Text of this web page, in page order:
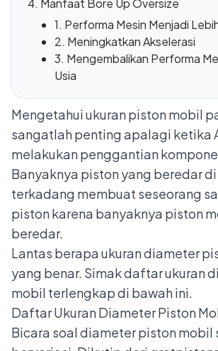
Manfaat Bore Up Oversize
1. Performa Mesin Menjadi
2. Meningkatkan Akselerasi
3. Mengembalikan Performa
Usia
Mengetahui ukuran piston mobil
sangatlah penting apalagi ketika
melakukan penggantian
Banyaknya piston yang beredar
terkadang membuat seseorang
piston karena banyaknya piston
beredar.
Lantas berapa ukuran diameter
yang benar. Simak daftar ukuran
mobil terlengkap di bawah ini.
Daftar Ukuran Diameter Piston
Bicara soal diameter piston mobil